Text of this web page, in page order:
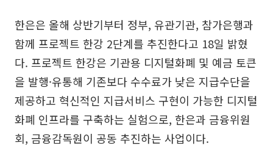
한은은 올해 상반기부터 정부, 유관기관, 참가은행과
함께 프로젝트 한강 2단계를 추진한다고 18일 밝혔
다. 프로젝트 한강은 기관용 디지털화폐 및 예금 토큰
을 발행·유통해 기존보다 수수료가 낮은 지급수단을
제공하고 혁신적인 지급서비스 구현이 가능한 디지털
화폐 인프라를 구축하는 실험으로, 한은과 금융위원
회, 금융감독원이 공동 추진하는 사업이다.